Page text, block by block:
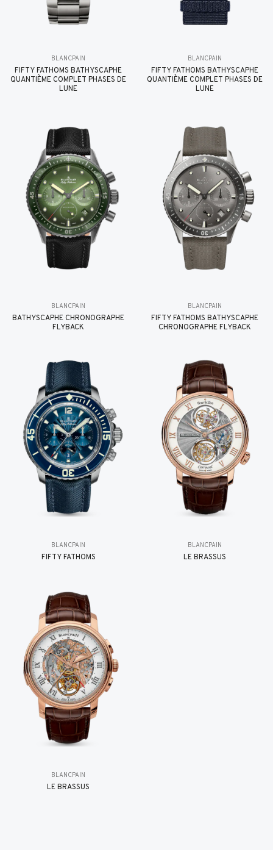
BLANCPAIN
FIFTY FATHOMS BATHYSCAPHE
QUANTIÈME COMPLET PHASES DE
LUNE
BLANCPAIN
FIFTY FATHOMS BATHYSCAPHE
QUANTIÈME COMPLET PHASES DE
LUNE
BLANCPAIN
BATHYSCAPHE CHRONOGRAPHE
FLYBACK
BLANCPAIN
FIFTY FATHOMS BATHYSCAPHE
CHRONOGRAPHE FLYBACK
BLANCPAIN
FIFTY FATHOMS
BLANCPAIN
LE BRASSUS
BLANCPAIN
LE BRASSUS